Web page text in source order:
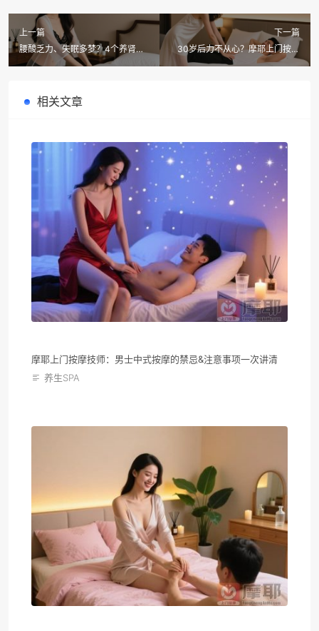
上一篇
腰酸乏力、失眠多梦？4个养肾穴
位+摩耶上门按摩这几个男士SPA
下一篇
30岁后力不从心？摩耶上门按摩
技师：30+男士壮阳指南，这几个
相关文章
摩耶上门按摩技师：男士中式按摩的禁忌&注意事项一次讲清
养生SPA